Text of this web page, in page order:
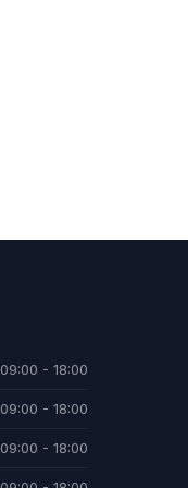
09:00 - 18:00
09:00 - 18:00
09:00 - 18:00